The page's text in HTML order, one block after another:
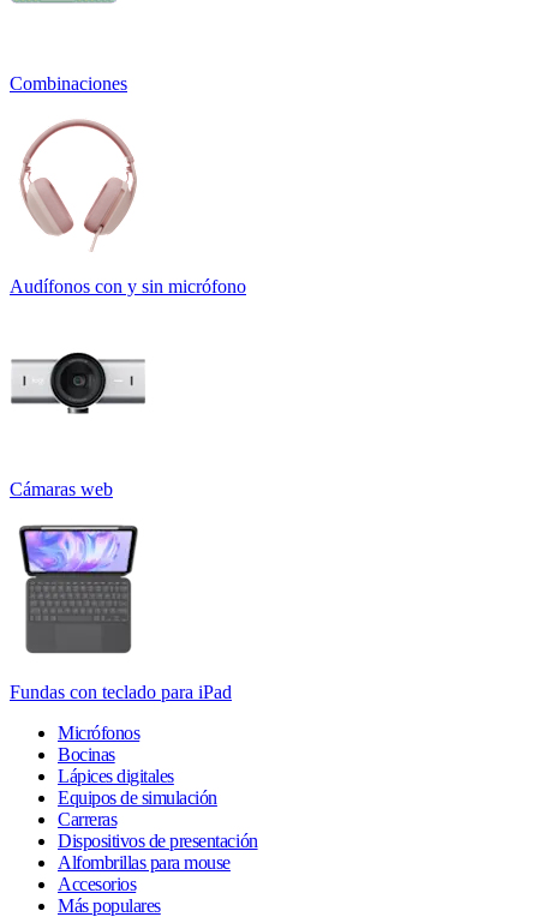
Combinaciones
Audífonos con y sin micrófono
Cámaras web
Fundas con teclado para iPad
Micrófonos
Bocinas
Lápices digitales
Equipos de simulación
Carreras
Dispositivos de presentación
Alfombrillas para mouse
Accesorios
Más populares